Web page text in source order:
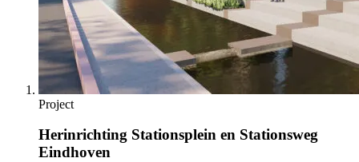
Project
Herinrichting Stationsplein en Stationsweg
Eindhoven